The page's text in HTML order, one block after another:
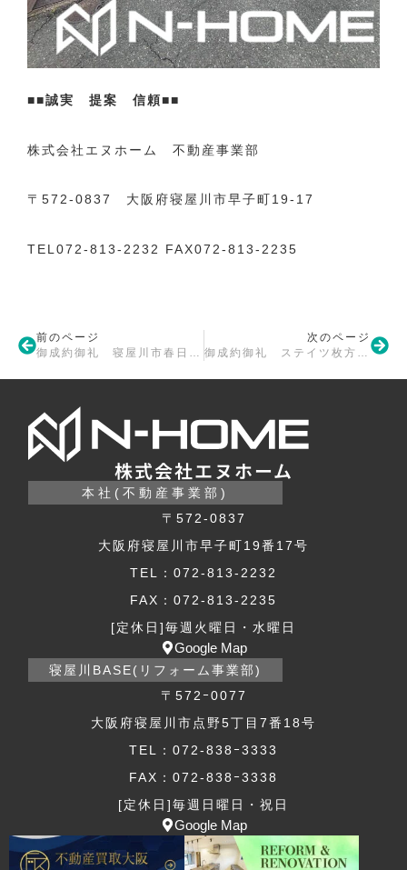
■■誠実 提案 信頼■■
株式会社エヌホーム 不動産事業部
〒572-0837 大阪府寝屋川市早子町19-17
TEL072-813-2232 FAX072-813-2235
前のページ
御成約御礼 寝屋川市春日町 戸建
次のページ
御成約御礼 ステイツ枚方長尾ヒルズ
株式会社エヌホーム
本社(不動産事業部)
〒572-0837
大阪府寝屋川市早子町19番17号
TEL：072-813-2232
FAX：072-813-2235
[定休日]毎週火曜日・水曜日
Google Map
寝屋川BASE(リフォーム事業部)
〒572ｰ0077
大阪府寝屋川市点野5丁目7番18号
TEL：072-838ｰ3333
FAX：072-838ｰ3338
[定休日]毎週日曜日・祝日
Google Map